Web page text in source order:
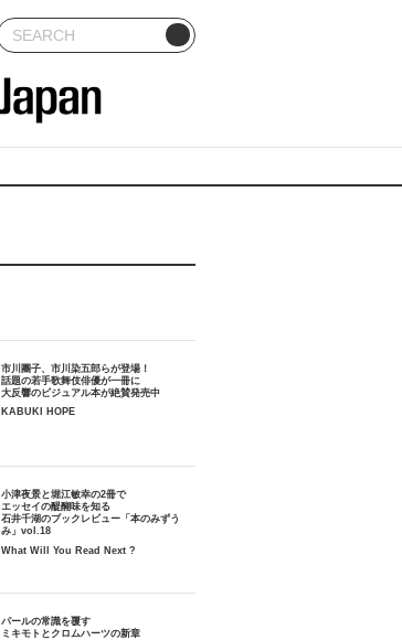
市川團子、市川染五郎らが登場！
話題の若手歌舞伎俳優が一冊に
大反響のビジュアル本が絶賛発売中
KABUKI HOPE
小津夜景と堀江敏幸の2冊で
エッセイの醍醐味を知る
石井千湖のブックレビュー「本のみずう
み」vol.18
What Will You Read Next ?
パールの常識を覆す
ミキモトとクロムハーツの新章